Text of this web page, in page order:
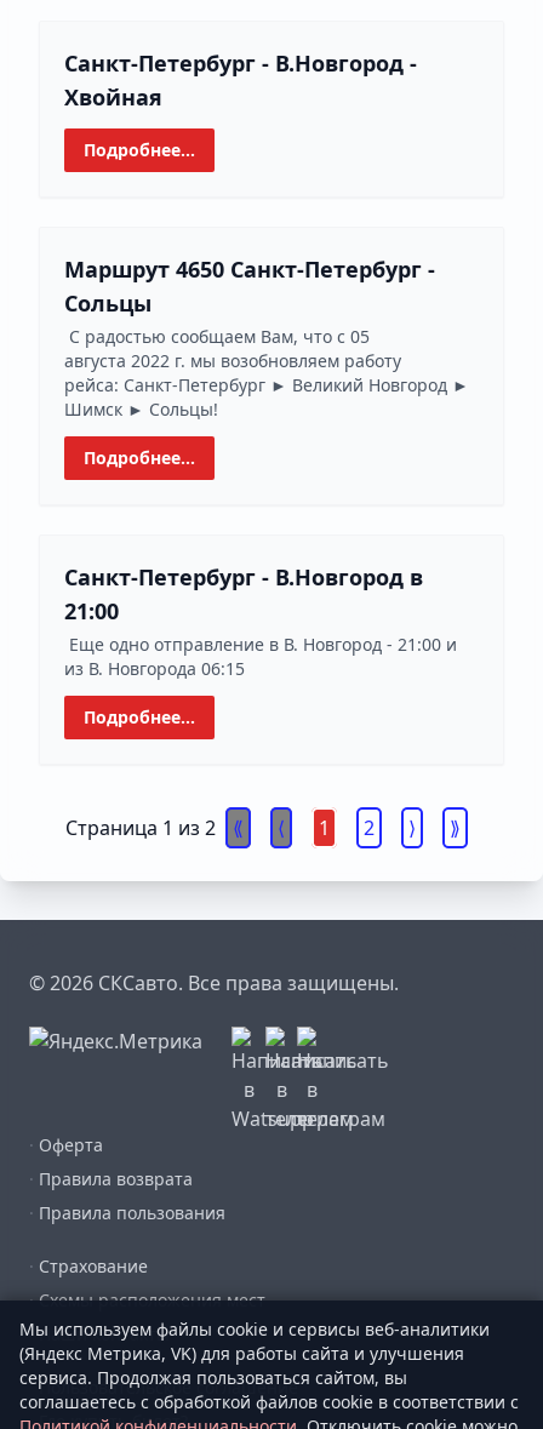
Санкт-Петербург - В.Новгород -
Хвойная
Подробнее...
Маршрут 4650 Санкт-Петербург -
Сольцы
С радостью сообщаем Вам, что с 05
августа 2022 г. мы возобновляем работу
рейса: Санкт-Петербург ► Великий Новгород ►
Шимск ► Сольцы!
Подробнее...
Санкт-Петербург - В.Новгород в
21:00
Еще одно отправление в В. Новгород - 21:00 и
из В. Новгорода 06:15
Подробнее...
Страница 1 из 2 1 2
© 2026 СКСавто. Все права защищены.
· Оферта
· Правила возврата
· Правила пользования
· Страхование
·Схемы расположения мест
·Наши контакты
·Пользовательское соглашение
·Где купить билет?
Мы используем файлы cookie и сервисы веб-аналитики
(Яндекс Метрика, VK) для работы сайта и улучшения
сервиса. Продолжая пользоваться сайтом, вы
соглашаетесь с обработкой файлов cookie в соответствии с